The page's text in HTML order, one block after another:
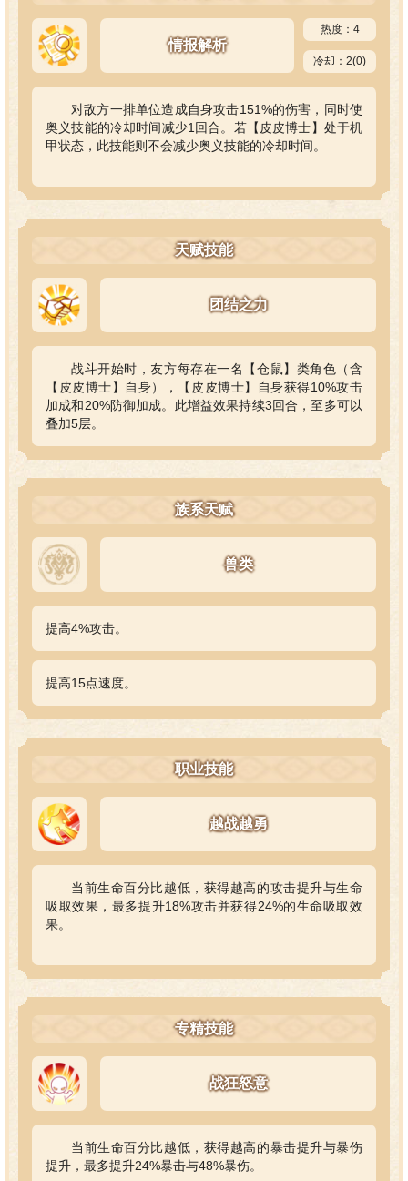
情报解析
热度：4
冷却：2(0)
对敌方一排单位造成自身攻击151%的伤害，同时使
奥义技能的冷却时间减少1回合。若【皮皮博士】处于机
甲状态，此技能则不会减少奥义技能的冷却时间。
天赋技能
团结之力
战斗开始时，友方每存在一名【仓鼠】类角色（含
【皮皮博士】自身），【皮皮博士】自身获得10%攻击
加成和20%防御加成。此增益效果持续3回合，至多可以
叠加5层。
族系天赋
兽类
提高4%攻击。
提高15点速度。
职业技能
越战越勇
当前生命百分比越低，获得越高的攻击提升与生命
吸取效果，最多提升18%攻击并获得24%的生命吸取效
果。
专精技能
战狂怒意
当前生命百分比越低，获得越高的暴击提升与暴伤
提升，最多提升24%暴击与48%暴伤。